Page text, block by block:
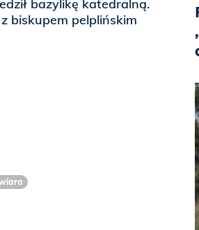
bazylikę katedralną.
biskupem pelplińskim